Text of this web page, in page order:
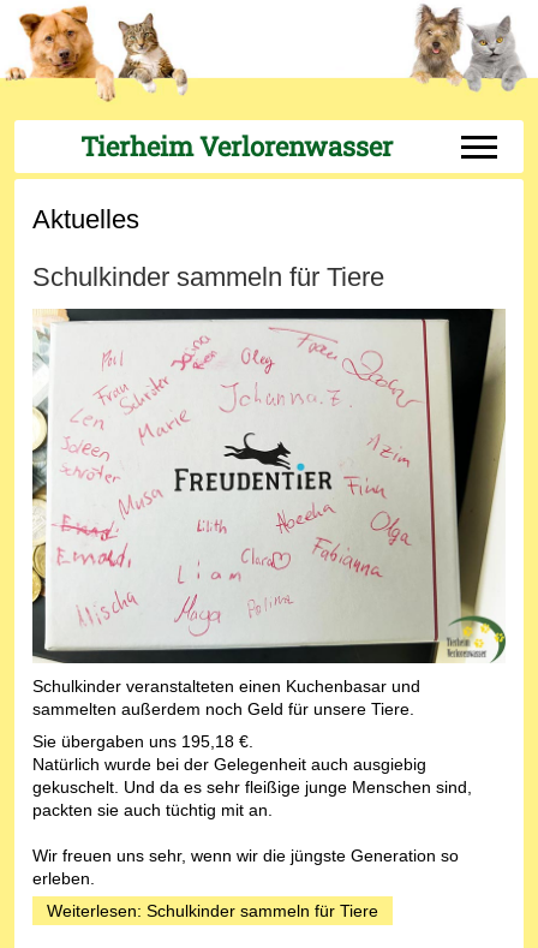
Tierheim Verlorenwasser Off-
Aktuelles
Schulkinder sammeln für Tiere
Schulkinder veranstalteten einen Kuchenbasar und
sammelten außerdem noch Geld für unsere Tiere.
Sie übergaben uns 195,18 €.
Natürlich wurde bei der Gelegenheit auch ausgiebig
gekuschelt. Und da es sehr fleißige junge Menschen sind,
packten sie auch tüchtig mit an.
Wir freuen uns sehr, wenn wir die jüngste Generation so
erleben.
Weiterlesen: Schulkinder sammeln für Tiere